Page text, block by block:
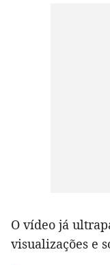
O vídeo já
visualizações e